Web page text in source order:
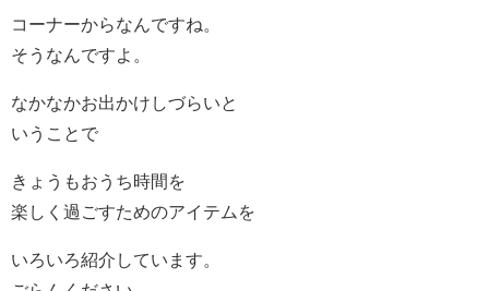
コーナーからなんですね。
そうなんですよ。
なかなかお出かけしづらいと
いうことで
きょうもおうち時間を
楽しく過ごすためのアイテムを
いろいろ紹介しています。